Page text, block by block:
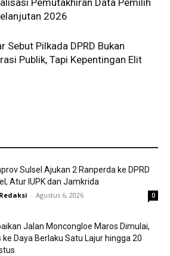
Pemutakhiran Data Pemilih
2026
Sebut Pilkada DPRD Bukan
Publik, Tapi Kepentingan Elit
Sulsel Ajukan 2 Ranperda ke DPRD
Atur IUPK dan Jamkrida
- Agustus 6, 2026 0
Jalan Moncongloe Maros Dimulai,
ke Daya Berlaku Satu Lajur hingga 20